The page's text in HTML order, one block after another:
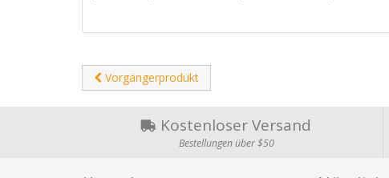
Vorgängerprodukt
Kostenloser Versand
Bestellungen über $50